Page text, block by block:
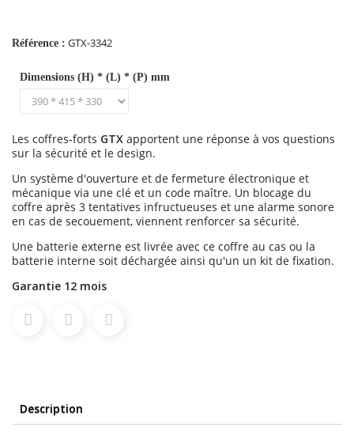
Référence : GTX-3342
Dimensions (H) * (L) * (P) mm
Les coffres-forts GTX apportent une réponse à vos questions
sur la sécurité et le design.
Un système d'ouverture et de fermeture électronique et
mécanique via une clé et un code maître. Un blocage du
coffre après 3 tentatives infructueuses et une alarme sonore
en cas de secouement, viennent renforcer sa sécurité.
Une batterie externe est livrée avec ce coffre au cas ou la
batterie interne soit déchargée ainsi qu'un un kit de fixation.
Garantie 12 mois
Description